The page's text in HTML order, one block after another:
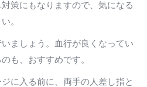
策にもなりますので、気になる
。
ましょう。血行が良くなってい
も、おすすめです。
に入る前に、両手の人差し指と